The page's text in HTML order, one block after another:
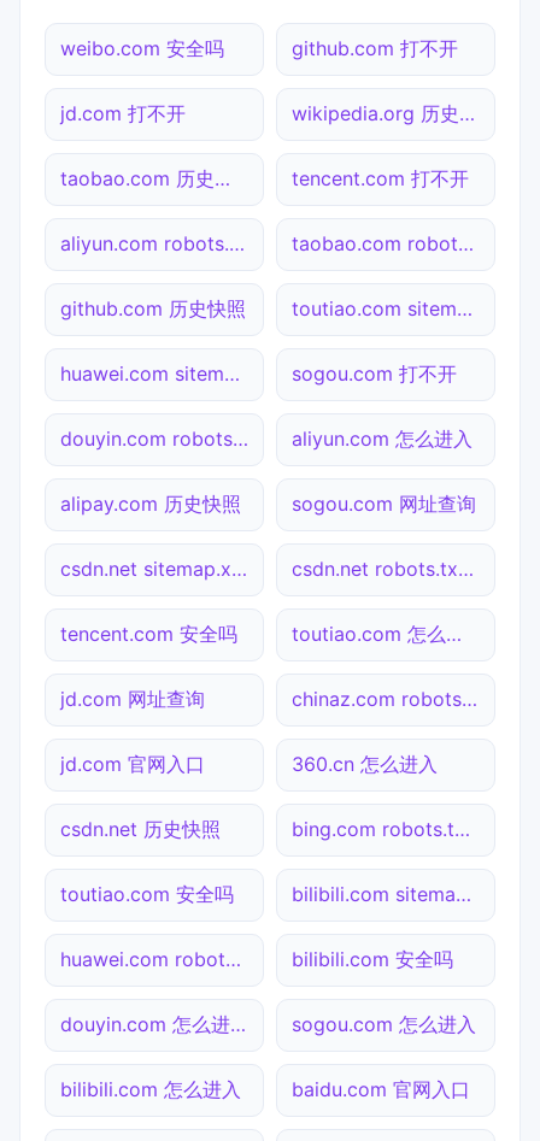
weibo.com 安全吗 github.com 打不开
jd.com 打不开 wikipedia.org 历史快照
taobao.com 历史快照 tencent.com 打不开
aliyun.com robots.txt检测 taobao.com robots.txt检测
github.com 历史快照 toutiao.com sitemap.xml检测
huawei.com sitemap.xml检测 sogou.com 打不开
douyin.com robots.txt检测 aliyun.com 怎么进入
alipay.com 历史快照 sogou.com 网址查询
csdn.net sitemap.xml检测 csdn.net robots.txt检测
tencent.com 安全吗 toutiao.com 怎么进入
jd.com 网址查询 chinaz.com robots.txt检测
jd.com 官网入口 360.cn 怎么进入
csdn.net 历史快照 bing.com robots.txt检测
toutiao.com 安全吗 bilibili.com sitemap.xml检测
huawei.com robots.txt检测 bilibili.com 安全吗
douyin.com 怎么进入 sogou.com 怎么进入
bilibili.com 怎么进入 baidu.com 官网入口